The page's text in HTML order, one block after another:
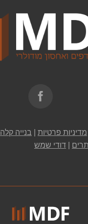
מדיניות פרטיות בנייה קלה
דודי שמש